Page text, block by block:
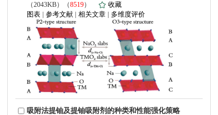
（2043KB）（8519）
收藏
图表
参考文献 相关文章 多维度评价
吸附法提铀及提铀吸附剂的种类和性能强化策略